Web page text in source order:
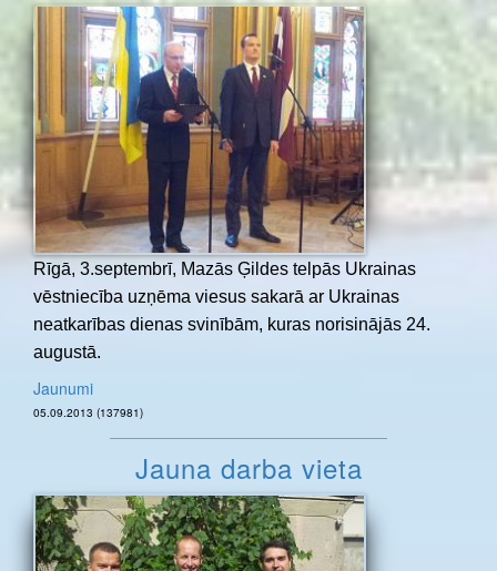
Rīgā, 3.septembrī, Mazās Ģildes telpās Ukrainas
vēstniecība uzņēma viesus sakarā ar Ukrainas
neatkarības dienas svinībām, kuras norisinājās 24.
augustā.
Jaunumi
05.09.2013 (137981)
Jauna darba vieta